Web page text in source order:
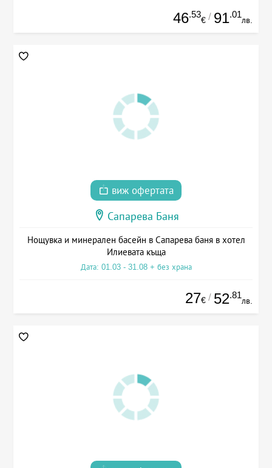
46.53
€ / 91.01
лв.
виж офертата
Сапарева Баня
Нощувка и минерален басейн в Сапарева баня в хотел
Илиевата къща
Дата: 01.03 - 31.08 + без храна
27€ / 52.81
лв.